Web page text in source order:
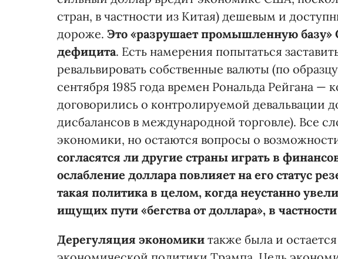
стран, в частности из Китая) дешевым и
дороже. Это «разрушает промышленную базу»
дефицита. Есть намерения попытаться
ревальвировать собственные валюты (по
сентября 1985 года времен Рональда Рейгана —
договорились о контролируемой девальвации
дисбалансов в международной торговле). Все
экономики, но остаются вопросы о
согласятся ли другие страны играть в
ослабление доллара повлияет на его статус
такая политика в целом, когда неустанно
ищущих пути «бегства от доллара», в
Дерегуляция экономики также была и